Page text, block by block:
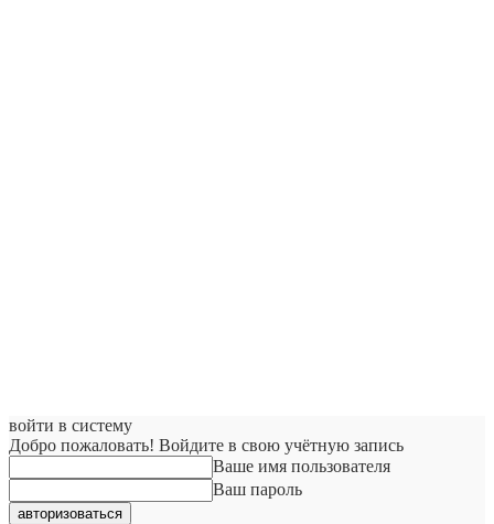
войти в систему
Добро пожаловать! Войдите в свою учётную запись
Ваше имя пользователя
Ваш пароль